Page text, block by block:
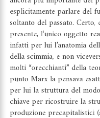
esplicitamente parlare del
soltanto del passato.
presente, l’unico oggetto
infatti per lui l’anatomia
della scimmia, e non
molti “orecchianti” della
punto Marx la pensava
per lui la struttura del
chiave per ricostruire la
produzione precapitalistici